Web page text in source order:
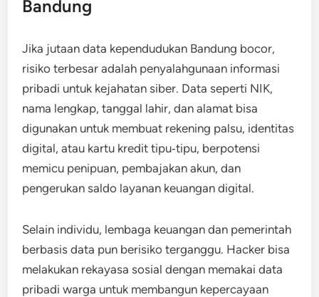
Bandung
Jika jutaan data kependudukan Bandung bocor,
risiko terbesar adalah penyalahgunaan informasi
pribadi untuk kejahatan siber. Data seperti NIK,
nama lengkap, tanggal lahir, dan alamat bisa
digunakan untuk membuat rekening palsu, identitas
digital, atau kartu kredit tipu‑tipu, berpotensi
memicu penipuan, pembajakan akun, dan
pengerukan saldo layanan keuangan digital.
Selain individu, lembaga keuangan dan pemerintah
berbasis data pun berisiko terganggu. Hacker bisa
melakukan rekayasa sosial dengan memakai data
pribadi warga untuk membangun kepercayaan